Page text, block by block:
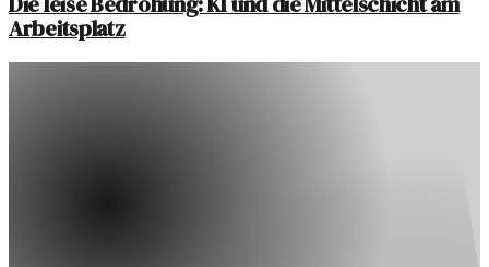
Arbeitsplatz